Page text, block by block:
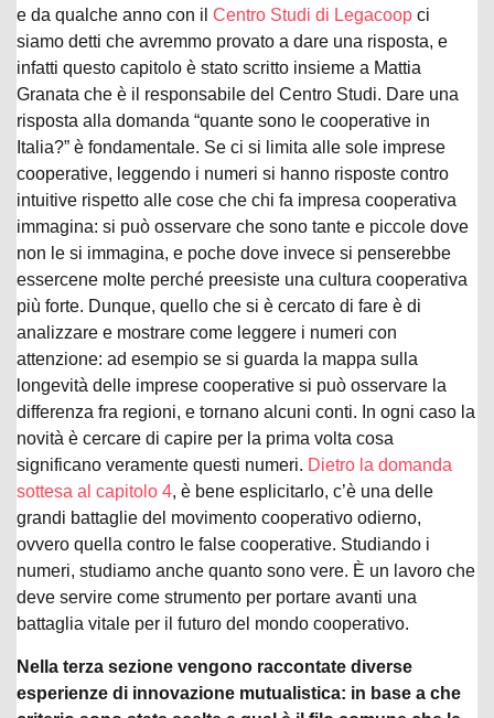
e da qualche anno con il Centro Studi di Legacoop ci
siamo detti che avremmo provato a dare una risposta, e
infatti questo capitolo è stato scritto insieme a Mattia
Granata che è il responsabile del Centro Studi. Dare una
risposta alla domanda “quante sono le cooperative in
Italia?” è fondamentale. Se ci si limita alle sole imprese
cooperative, leggendo i numeri si hanno risposte contro
intuitive rispetto alle cose che chi fa impresa cooperativa
immagina: si può osservare che sono tante e piccole dove
non le si immagina, e poche dove invece si penserebbe
essercene molte perché preesiste una cultura cooperativa
più forte. Dunque, quello che si è cercato di fare è di
analizzare e mostrare come leggere i numeri con
attenzione: ad esempio se si guarda la mappa sulla
longevità delle imprese cooperative si può osservare la
differenza fra regioni, e tornano alcuni conti. In ogni caso la
novità è cercare di capire per la prima volta cosa
significano veramente questi numeri. Dietro la domanda
sottesa al capitolo 4, è bene esplicitarlo, c’è una delle
grandi battaglie del movimento cooperativo odierno,
ovvero quella contro le false cooperative. Studiando i
numeri, studiamo anche quanto sono vere. È un lavoro che
deve servire come strumento per portare avanti una
battaglia vitale per il futuro del mondo cooperativo.
Nella terza sezione vengono raccontate diverse
esperienze di innovazione mutualistica: in base a che